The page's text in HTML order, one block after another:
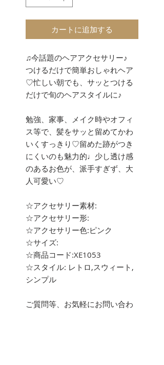
カートに追加する
♫今話題のヘアアクセサリー♪
つけるだけで簡単おしゃれヘア
♡忙しい朝でも、サッとつける
だけで旬のヘアスタイルに♪
勉強、家事、メイク時やオフィ
ス等で、髪をサッと留めてかわ
いくすっきり♡留めた跡がつき
にくいのも魅力的♩少し透け感
のあるお色が、派手すぎず、大
人可愛い♡
☆アクセサリー素材:
☆アクセサリー形:
☆アクセサリー色:ピンク
☆サイズ:
☆商品コード:XE1053
☆スタイル: レトロ,スウィート,
シンプル
ご質問等、お気軽にお問い合わ